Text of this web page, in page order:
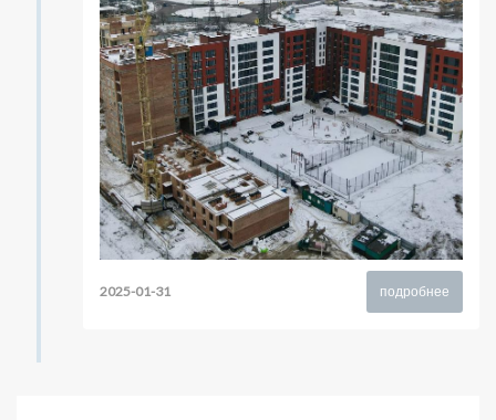
подробнее
2025-01-31